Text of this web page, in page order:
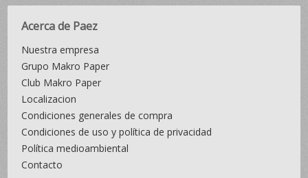
Acerca de Paez
Nuestra empresa
Grupo Makro Paper
Club Makro Paper
Localizacion
Condiciones generales de compra
Condiciones de uso y política de privacidad
Política medioambiental
Contacto